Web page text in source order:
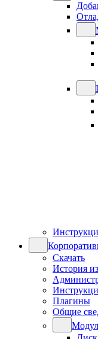
Скачать
История
Плагины
Общие